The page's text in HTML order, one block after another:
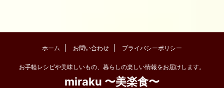
ホーム お問い合わせ プライバシーポリシー
お手軽レシピや美味しいもの、暮らしの楽しい情報をお届けします。
miraku 〜美楽食〜